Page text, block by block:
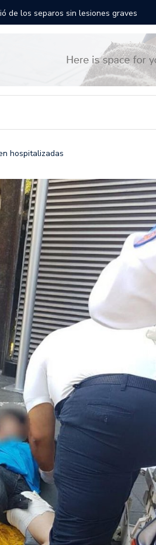
aparta la fecha
hospitalizadas